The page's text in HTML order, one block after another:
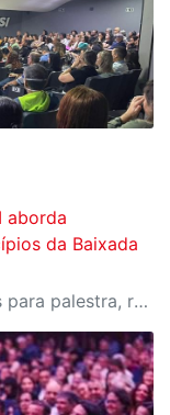
aborda
da Baixada
Evento reúne professores e gestores para palestra, roda de conversa e apresentação lúdica sobre o tema